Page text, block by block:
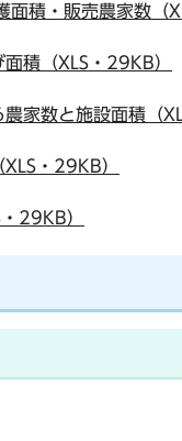
積・販売農家数（
積（XLS・29KB）
家数と施設面積（
・29KB）
29KB）